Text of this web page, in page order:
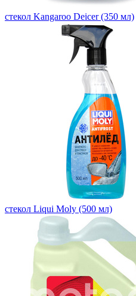
стекол Kangaroo Deicer (350 мл)
стекол Liqui Moly (500 мл)